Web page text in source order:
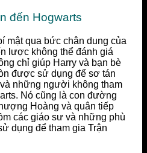
đến Hogwarts
mật qua bức chân dung của
lược không thể đánh giá
chỉ giúp Harry và bạn bè
được sử dụng để sơ tán
những người không tham
Nó cũng là con đường
Hoàng và quân tiếp
các giáo sư và những phù
dụng để tham gia Trận